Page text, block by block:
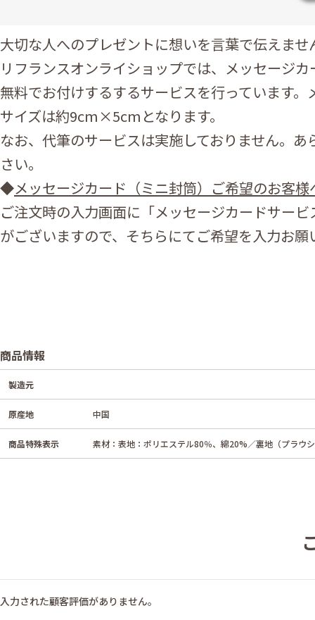
大切な人へのプレゼントに想いを言葉で伝えませ
リフランスオンライショップでは、メッセージ
無料でお付けするするサービスを行っています。
サイズは約9cm×5cmとなります。
なお、代筆のサービスは実施しておりません。あ
さい。
◆メッセージカード（ミニ封筒）ご希望のお客様
ご注文時の入力画面に「メッセージカードサー
がございますので、そちらにてご希望を入力お願
商品情報
製造元
原産地 中国
商品特殊表示 素材：表地：ポリエステル80％、綿20%／裏地（プラウ
入力された顧客評価がありません。